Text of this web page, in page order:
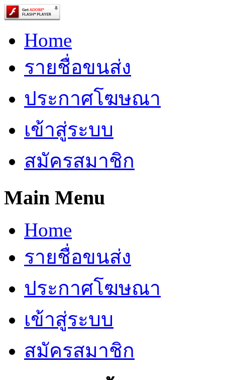
Home
รายชื่อขนส่ง
ประกาศโฆษณา
เข้าสู่ระบบ
สมัครสมาชิก
Main Menu
Home
รายชื่อขนส่ง
ประกาศโฆษณา
เข้าสู่ระบบ
สมัครสมาชิก